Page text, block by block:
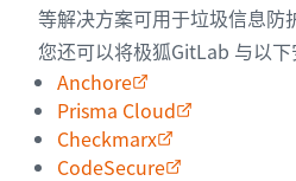
等解决方案可用于垃圾信息防
您还可以将极狐GitLab 与以下
Anchore
Prisma Cloud
Checkmarx
CodeSecure